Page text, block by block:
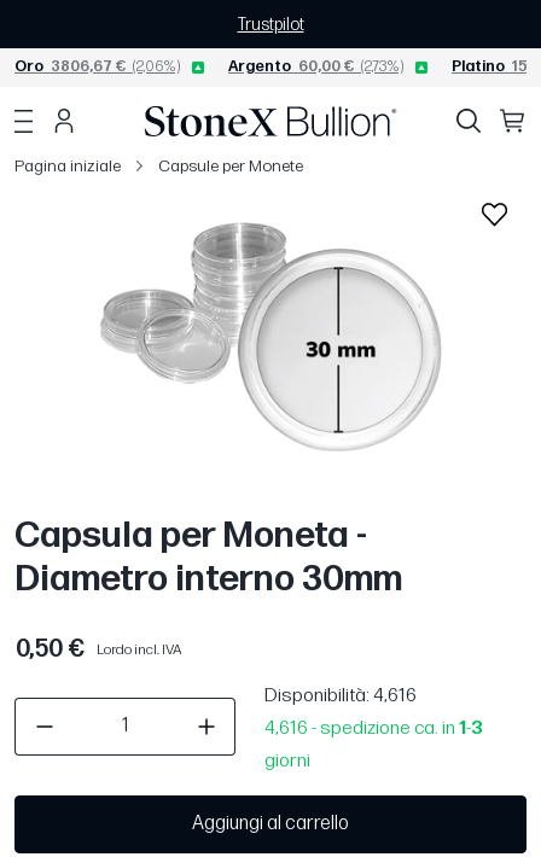
Trustpilot
Oro 3806,67 € (2,06%) Argento 60,00 € (2,73%) Platino
Pagina iniziale Capsule per Monete
Capsula per Moneta -
Diametro interno 30mm
0,50 € Lordo incl. IVA
Disponibilità: 4,616
4,616 - spedizione ca. in1-3
giorni
Aggiungi al carrello